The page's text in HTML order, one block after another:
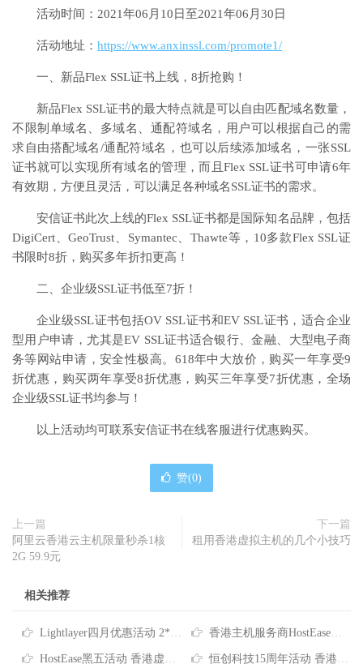
活动时间：2021年06月10日至2021年06月30日
活动地址： https://www.anxinssl.com/promote1/
一、新品Flex SSL证书上线，8折抢购！
新品Flex SSL证书的最大特点就是可以自由匹配域名数量，
不限制单域名、多域名、通配符域名，用户可以根据自己的需
求自由搭配域名/通配符域名，也可以后续添加域名，一张SSL
证书就可以实现所有域名的管理，而且Flex SSL证书可申请6年
有效期，方便且灵活，可以满足各种域名SSL证书的需求。
安信证书此次上线的Flex SSL证书都是国际知名品牌，包括
DigiCert、GeoTrust、Symantec、Thawte等，10多款Flex SSL证
书限时8折，购买多年折扣更高！
二、企业级SSL证书低至7折！
企业级SSL证书包括OV SSL证书和EV SSL证书，适合企业
型用户申请，尤其是EV SSL证书适合银行、金融、大型电子商
务等网站申请，安全性极高。618年中大放价，购买一年享受9
折优惠，购买两年享受8折优惠，购买三年享受7折优惠，全场
企业级SSL证书均参与！
以上活动均可联系安信证书在线客服进行优惠购买。
赞(0)
上一篇
阿里云香港云主机限量秒杀1核
2G 59.9元
下一篇
租用香港虚拟主机的几个小技巧
相关推荐
Lightlayer四月优惠活动 2*E5-2678V3香港服务器低至$165/月 香港主机服务商HostEase推出2026年度六折优惠码
HostEase黑五活动 香港虚拟主机全场五折仅需$2.97/月 恒创科技15周年活动 香港云服务器4折仅需73元/月 香港服务器低至390元/月